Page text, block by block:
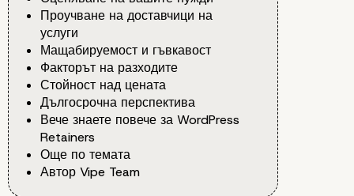
Проучване на доставчици на
услуги
Мащабируемост и гъвкавост
Факторът на разходите
Стойност над цената
Дългосрочна перспектива
Вече знаете повече за WordPress
Retainers
Още по темата
Автор Vipe Team